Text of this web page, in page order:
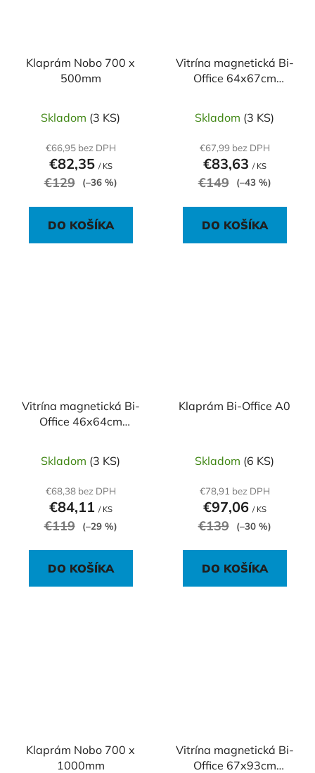
Klaprám Nobo 700 x
500mm
Skladom (3 KS)
€66,95 bez DPH
€82,35 / KS
€129 (–36 %)
DO KOŠÍKA
Vitrína magnetická Bi-
Office 64x67cm
Skladom (3 KS)
€67,99 bez DPH
€83,63 / KS
€149 (–43 %)
DO KOŠÍKA
Vitrína magnetická Bi-
Office 46x64cm
Skladom (3 KS)
€68,38 bez DPH
€84,11 / KS
€119 (–29 %)
DO KOŠÍKA
Klaprám Bi-Office A0
Skladom (6 KS)
€78,91 bez DPH
€97,06 / KS
€139 (–30 %)
DO KOŠÍKA
Klaprám Nobo 700 x
1000mm
Vitrína magnetická Bi-
Office 67x93cm